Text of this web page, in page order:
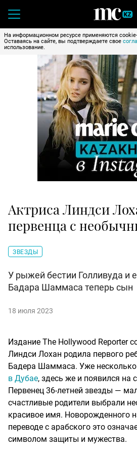
На информационном ресурсе применяются
Оставаясь на сайте, вы подтверждаете свое
использование.
Актриса Линдси
первенца с
ЗВЕЗДЫ
У рыжей бестии Голливуда и
Бадара Шаммаса теперь сын
18 июля 2023
Издание The Hollywood Reporter
Линдси Лохан родила первого
Бадера Шаммаса. Уже несколько
в Дубае, здесь же и появился на
Первенец 36-летней звезды —
счастливые родители выбрали
красивое имя. Новорожденного
переводе с арабского это
символом защиты и мужества.